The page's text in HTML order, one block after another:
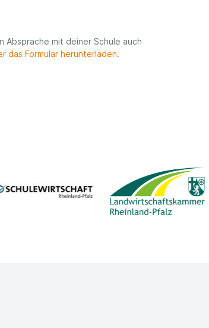
Absprache mit deiner Schule auch
das Formular herunterladen.